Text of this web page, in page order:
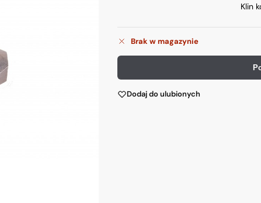
Klin
Brak w magazynie
Dodaj do ulubionych